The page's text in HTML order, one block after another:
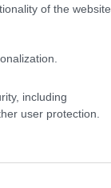
of the website
including
user protection.